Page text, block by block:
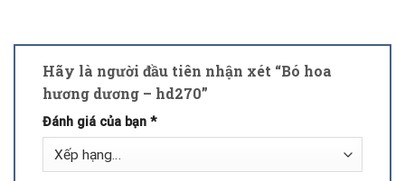
Hãy là người đầu tiên nhận xét “Bó hoa
hương dương – hd270”
Đánh giá của bạn *